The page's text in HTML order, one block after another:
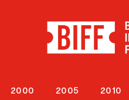
2000
2005
2010